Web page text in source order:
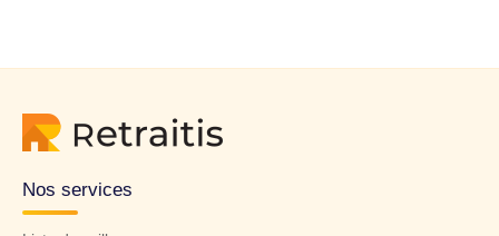
Nos services